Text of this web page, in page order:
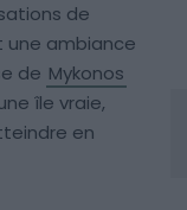
de
une ambiance
de Mykonos
île vraie,
en